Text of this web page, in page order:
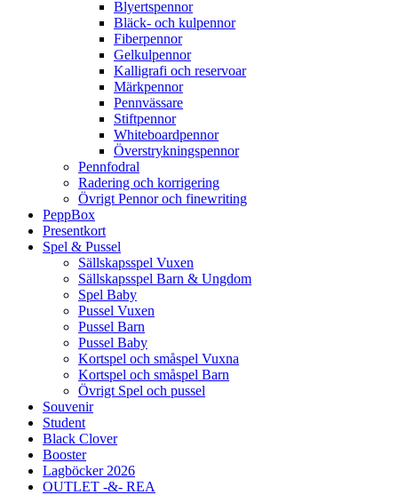
Blyertspennor
Bläck- och kulpennor
Fiberpennor
Gelkulpennor
Kalligrafi och reservoar
Märkpennor
Pennvässare
Stiftpennor
Whiteboardpennor
Överstrykningspennor
Pennfodral
Radering och korrigering
Övrigt Pennor och finewriting
PeppBox
Presentkort
Spel & Pussel
Sällskapsspel Vuxen
Sällskapsspel Barn & Ungdom
Spel Baby
Pussel Vuxen
Pussel Barn
Pussel Baby
Kortspel och småspel Vuxna
Kortspel och småspel Barn
Övrigt Spel och pussel
Souvenir
Student
Black Clover
Booster
Lagböcker 2026
OUTLET -&- REA